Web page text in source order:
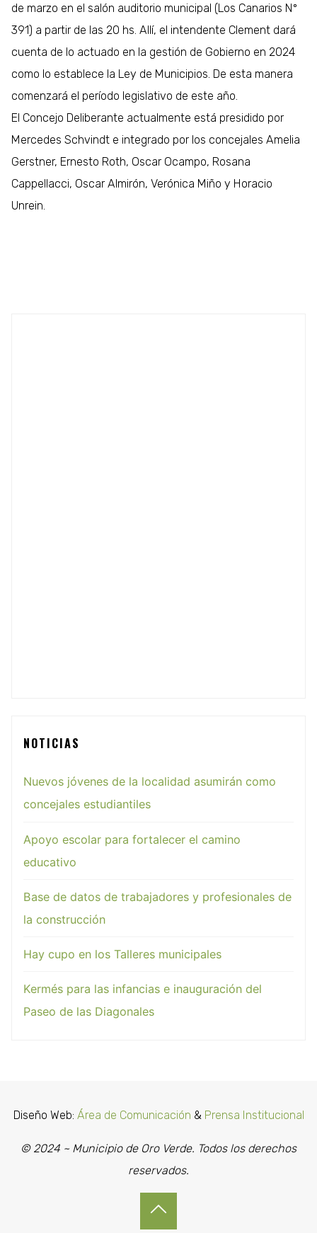
de marzo en el salón auditorio municipal (Los Canarios Nº
391) a partir de las 20 hs. Allí, el intendente Clement dará
cuenta de lo actuado en la gestión de Gobierno en 2024
como lo establece la Ley de Municipios. De esta manera
comenzará el período legislativo de este año.
El Concejo Deliberante actualmente está presidido por
Mercedes Schvindt e integrado por los concejales Amelia
Gerstner, Ernesto Roth, Oscar Ocampo, Rosana
Cappellacci, Oscar Almirón, Verónica Miño y Horacio
Unrein.
NOTICIAS
Nuevos jóvenes de la localidad asumirán como
concejales estudiantiles
Apoyo escolar para fortalecer el camino
educativo
Base de datos de trabajadores y profesionales de
la construcción
Hay cupo en los Talleres municipales
Kermés para las infancias e inauguración del
Paseo de las Diagonales
Diseño Web: Área de Comunicación & Prensa Institucional
© 2024 ~ Municipio de Oro Verde. Todos los derechos
reservados.